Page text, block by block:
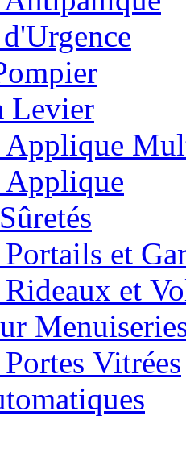
Levier
Applique
Applique
et
et
Vitrées